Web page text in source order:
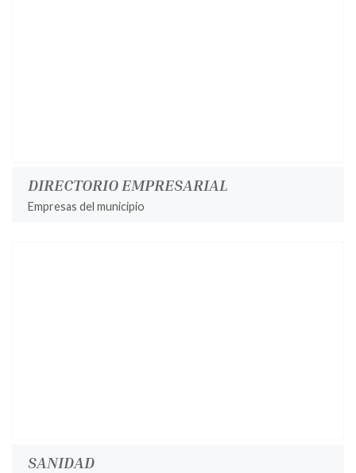
DIRECTORIO EMPRESARIAL
Empresas del municipio
SANIDAD